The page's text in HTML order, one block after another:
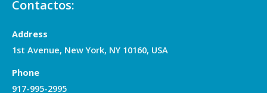
Contactos:
Address
1st Avenue, New York, NY 10160, USA
Phone
917-995-2995